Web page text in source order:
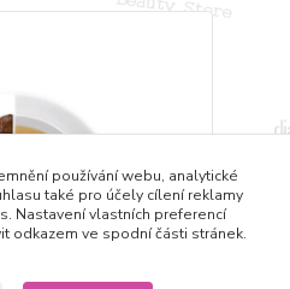
používání webu, analytické
také pro účely cílení reklamy
Nastavení vlastních preferencí
odkazem ve spodní části stránek.